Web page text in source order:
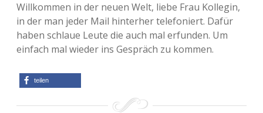
Willkommen in der neuen Welt, liebe Frau Kollegin,
in der man jeder Mail hinterher telefoniert. Dafür
haben schlaue Leute die auch mal erfunden. Um
einfach mal wieder ins Gespräch zu kommen.
teilen